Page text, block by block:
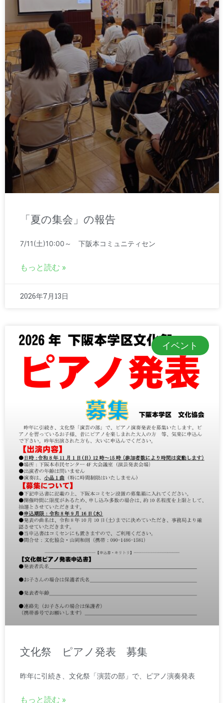
「夏の集会」の報告
7/11(土)10:00～ 下阪本コミュニティセン
もっと読む »
2026年7月13日
イベント
文化祭 ピアノ発表 募集
昨年に引続き、文化祭「演芸の部」で、ピアノ演奏発表
もっと読む »